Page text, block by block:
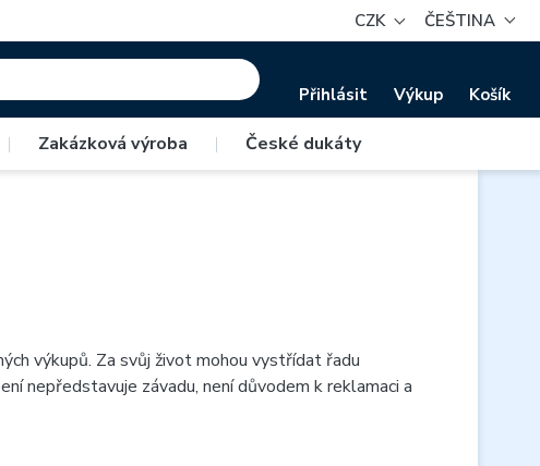
CZK ČEŠTINA
Přihlásit Výkup Košík
| Zakázková výroba | České dukáty
výkupů. Za svůj život mohou vystřídat řadu
nepředstavuje závadu, není důvodem k reklamaci a